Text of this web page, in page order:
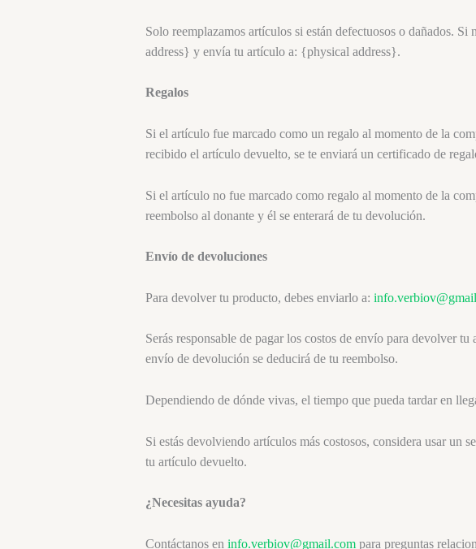
Solo reemplazamos artículos si están defectuosos o dañados.
address} y envía tu artículo a: {physical address}.
Regalos
Si el artículo fue marcado como un regalo al momento de la
recibido el artículo devuelto, se te enviará un certificado de
Si el artículo no fue marcado como regalo al momento de la
reembolso al donante y él se enterará de tu devolución.
Envío de devoluciones
Para devolver tu producto, debes enviarlo a:
Serás responsable de pagar los costos de envío para devolver
envío de devolución se deducirá de tu reembolso.
Dependiendo de dónde vivas, el tiempo que pueda tardar en
Si estás devolviendo artículos más costosos, considera usar un
tu artículo devuelto.
¿Necesitas ayuda?
Contáctanos en info.verbiov@gmail.compara preguntas